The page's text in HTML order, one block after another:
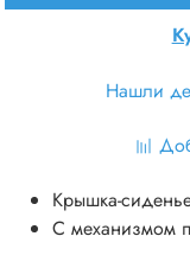
Нашли
Крышка-
C механизмом